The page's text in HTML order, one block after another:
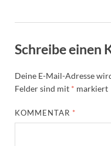
Schreibe einen
Deine E-Mail-Adresse
Felder sind mit * markiert
KOMMENTAR *